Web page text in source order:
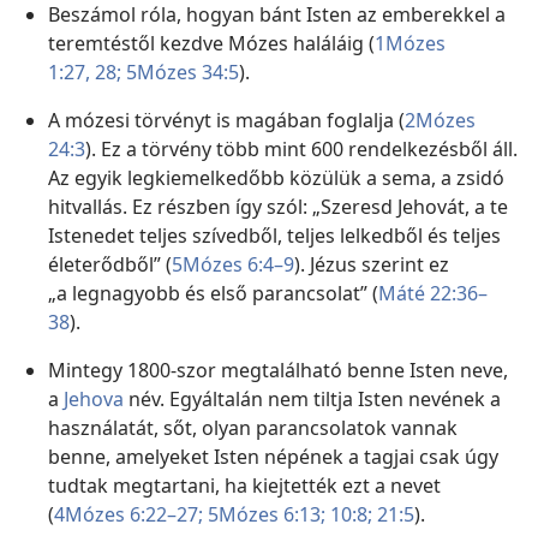
Beszámol róla, hogyan bánt Isten az emberekkel a
teremtéstől kezdve Mózes haláláig (1Mózes
1:27, 28; 5Mózes 34:5).
A mózesi törvényt is magában foglalja (2Mózes
24:3). Ez a törvény több mint 600 rendelkezésből áll.
Az egyik legkiemelkedőbb közülük a sema, a zsidó
hitvallás. Ez részben így szól: „Szeresd Jehovát, a te
Istenedet teljes szívedből, teljes lelkedből és teljes
életerődből” (5Mózes 6:4–9). Jézus szerint ez
„a legnagyobb és első parancsolat” (Máté 22:36–
38).
Mintegy 1800-szor megtalálható benne Isten neve,
a Jehova név. Egyáltalán nem tiltja Isten nevének a
használatát, sőt, olyan parancsolatok vannak
benne, amelyeket Isten népének a tagjai csak úgy
tudtak megtartani, ha kiejtették ezt a nevet
(4Mózes 6:22–27; 5Mózes 6:13; 10:8; 21:5).